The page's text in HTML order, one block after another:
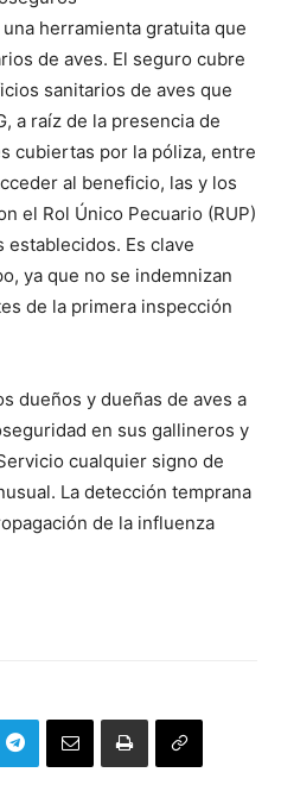
herramienta gratuita que
de aves. El seguro cubre
sanitarios de aves que
a raíz de la presencia de
cubiertas por la póliza, entre
al beneficio, las y los
el Rol Único Pecuario (RUP)
Es clave
ya que no se indemnizan
de la primera inspección
dueños y dueñas de aves a
en sus gallineros y
cualquier signo de
La detección temprana
de la influenza